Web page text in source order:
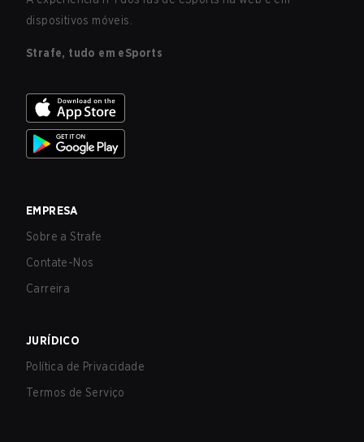
dispositivos móveis.
Strafe, tudo em eSports
EMPRESA
Sobre a Strafe
Contate-Nos
Carreira
JURÍDICO
Política de Privacidade
Termos de Serviço